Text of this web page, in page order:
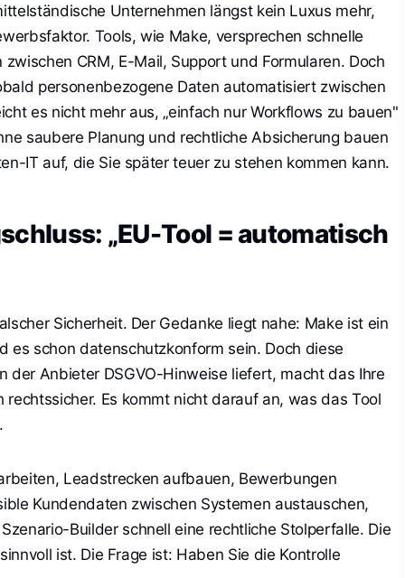
Unternehmen längst kein Luxus mehr,
Tools, wie Make, versprechen schnelle
CRM, E-Mail, Support und Formularen. Doch
personenbezogene Daten automatisiert zwischen
es nicht mehr aus, „einfach nur Workflows zu bauen"
saubere Planung und rechtliche Absicherung bauen
IT auf, die Sie später teuer zu stehen kommen kann.
„EU-Tool = automatisch
Sicherheit. Der Gedanke liegt nahe: Make ist ein
es schon datenschutzkonform sein. Doch diese
der Anbieter DSGVO-Hinweise liefert, macht das Ihre
Es kommt nicht darauf an, was das Tool
Leadstrecken aufbauen, Bewerbungen
Kundendaten zwischen Systemen austauschen,
Builder schnell eine rechtliche Stolperfalle. Die
ist. Die Frage ist: Haben Sie die Kontrolle